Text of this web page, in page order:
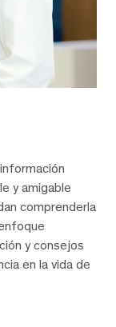
y amigable
comprenderla
y consejos
en la vida de